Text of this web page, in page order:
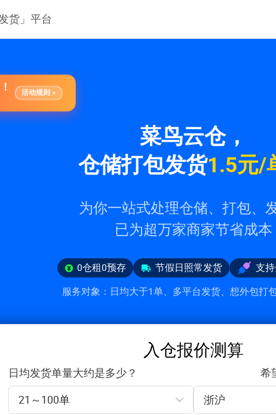
货」平台
活动规则 >
菜鸟云仓，
仓储打包发货1.5元/
为你一站式处理仓储、打包、
已为超万家商家节省成本
0仓租0预存 节假日照常发货 支
服务对象：日均大于1单、多平台发货、想外包打
入仓报价测算
日均发货单量大约是多少？ 希
21～100单 浙沪